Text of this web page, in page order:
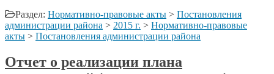
Раздел: Нормативно-правовые акты > Постановления
администрации района > 2015 г. > Нормативно-правовые
акты > Постановления администрации района
Отчет о реализации плана